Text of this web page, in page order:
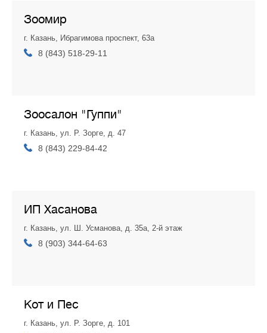
Зоомир
г. Казань, Ибрагимова проспект, 63а
8 (843) 518-29-11
Зоосалон "Гуппи"
г. Казань, ул. Р. Зорге, д. 47
8 (843) 229-84-42
ИП Хасанова
г. Казань, ул. Ш. Усманова, д. 35а, 2-й этаж
8 (903) 344-64-63
Кот и Пес
г. Казань, ул. Р. Зорге, д. 101